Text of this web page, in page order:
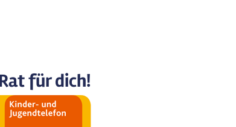
für dich!